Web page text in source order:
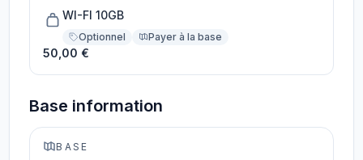
WI-FI 10GB
Optionnel Payer à la base
50,00 €
Base information
BASE